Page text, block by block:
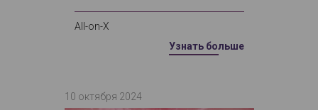
All-on-X
Узнать больше
10 октября 2024